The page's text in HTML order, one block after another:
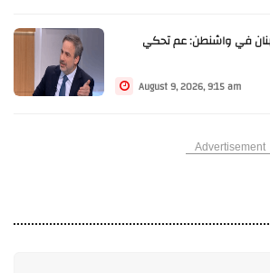
في واشنطن: عم تحكي
August 9, 2026, 9:15 am
Advertisement